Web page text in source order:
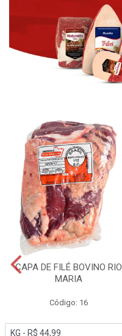
CAPA DE FILÉ BOVINO RIO
MARIA
Código: 16